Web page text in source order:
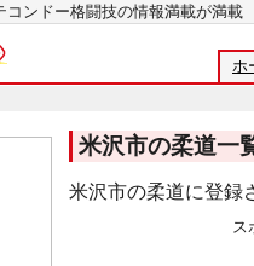
テコンドー格闘技の情報満載が
ホ
米沢市の柔道一
米沢市の柔道に登録
ス